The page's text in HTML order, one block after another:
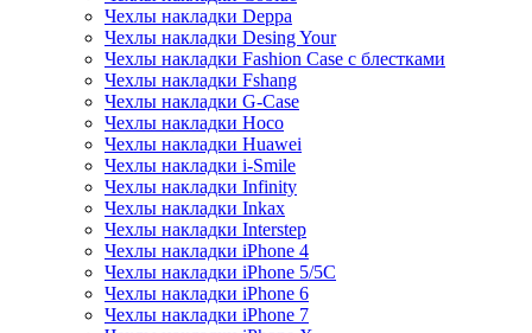
Чехлы накладки Deppa
Чехлы накладки Desing Your
Чехлы накладки Fashion Case с блестками
Чехлы накладки Fshang
Чехлы накладки G-Case
Чехлы накладки Hoco
Чехлы накладки Huawei
Чехлы накладки i-Smile
Чехлы накладки Infinity
Чехлы накладки Inkax
Чехлы накладки Interstep
Чехлы накладки iPhone 4
Чехлы накладки iPhone 5/5С
Чехлы накладки iPhone 6
Чехлы накладки iPhone 7